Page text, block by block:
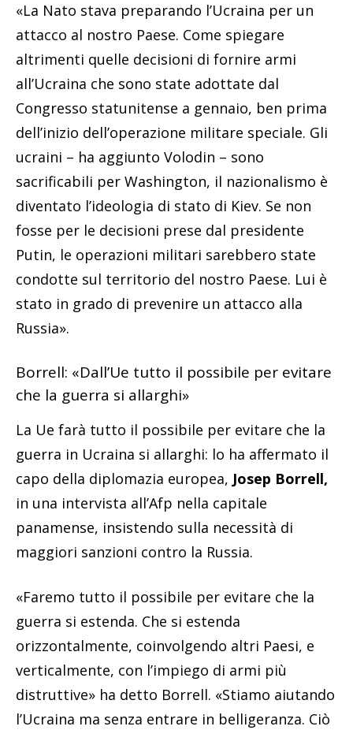
«La Nato stava preparando l’Ucraina per un
attacco al nostro Paese. Come spiegare
altrimenti quelle decisioni di fornire armi
all’Ucraina che sono state adottate dal
Congresso statunitense a gennaio, ben prima
dell’inizio dell’operazione militare speciale. Gli
ucraini – ha aggiunto Volodin – sono
sacrificabili per Washington, il nazionalismo è
diventato l’ideologia di stato di Kiev. Se non
fosse per le decisioni prese dal presidente
Putin, le operazioni militari sarebbero state
condotte sul territorio del nostro Paese. Lui è
stato in grado di prevenire un attacco alla
Russia».
Borrell: «Dall’Ue tutto il possibile per evitare
che la guerra si allarghi»
La Ue farà tutto il possibile per evitare che la
guerra in Ucraina si allarghi: lo ha affermato il
capo della diplomazia europea, Josep Borrell,
in una intervista all’Afp nella capitale
panamense, insistendo sulla necessità di
maggiori sanzioni contro la Russia.
«Faremo tutto il possibile per evitare che la
guerra si estenda. Che si estenda
orizzontalmente, coinvolgendo altri Paesi, e
verticalmente, con l’impiego di armi più
distruttive» ha detto Borrell. «Stiamo aiutando
l’Ucraina ma senza entrare in belligeranza. Ciò